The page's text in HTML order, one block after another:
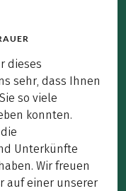
dieses
sehr, dass Ihnen
so viele
konnten.
Unterkünfte
Wir freuen
auf einer unserer